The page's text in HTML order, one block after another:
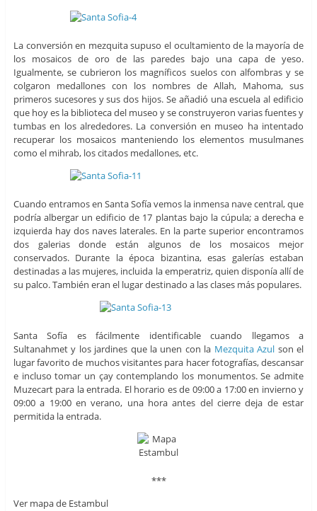
La conversión en mezquita supuso el ocultamiento de la mayoría de
los mosaicos de oro de las paredes bajo una capa de yeso.
Igualmente, se cubrieron los magníficos suelos con alfombras y se
colgaron medallones con los nombres de Allah, Mahoma, sus
primeros sucesores y sus dos hijos. Se añadió una escuela al edificio
que hoy es la biblioteca del museo y se construyeron varias fuentes y
tumbas en los alrededores. La conversión en museo ha intentado
recuperar los mosaicos manteniendo los elementos musulmanes
como el mihrab, los citados medallones, etc.
Cuando entramos en Santa Sofía vemos la inmensa nave central, que
podría albergar un edificio de 17 plantas bajo la cúpula; a derecha e
izquierda hay dos naves laterales. En la parte superior encontramos
dos galerias donde están algunos de los mosaicos mejor
conservados. Durante la época bizantina, esas galerías estaban
destinadas a las mujeres, incluida la emperatriz, quien disponía allí de
su palco. También eran el lugar destinado a las clases más populares.
Santa Sofía es fácilmente identificable cuando llegamos a
Sultanahmet y los jardines que la unen con la Mezquita Azul son el
lugar favorito de muchos visitantes para hacer fotografías, descansar
e incluso tomar un çay contemplando los monumentos. Se admite
Muzecart para la entrada. El horario es de 09:00 a 17:00 en invierno y
09:00 a 19:00 en verano, una hora antes del cierre deja de estar
permitida la entrada.
***
Ver mapa de Estambul